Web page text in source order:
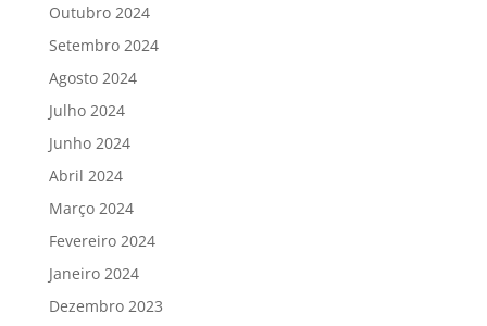
Outubro 2024
Setembro 2024
Agosto 2024
Julho 2024
Junho 2024
Abril 2024
Março 2024
Fevereiro 2024
Janeiro 2024
Dezembro 2023